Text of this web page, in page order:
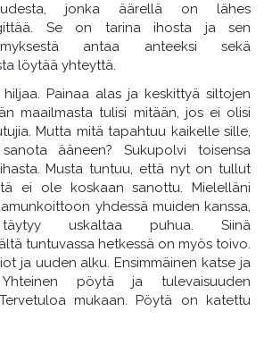
jonka äärellä on lähes
Se on tarina ihosta ja sen
antaa anteeksi sekä
löytää yhteyttä.
Painaa alas ja keskittyä siltojen
maailmasta tulisi mitään, jos ei olisi
Mutta mitä tapahtuu kaikelle sille,
ääneen? Sukupolvi toisensa
Musta tuntuu, että nyt on tullut
ei ole koskaan sanottu. Mielelläni
yhdessä muiden kanssa,
uskaltaa puhua. Siinä
tuntuvassa hetkessä on myös toivo.
ja uuden alku. Ensimmäinen katse ja
Yhteinen pöytä ja tulevaisuuden
mukaan. Pöytä on katettu